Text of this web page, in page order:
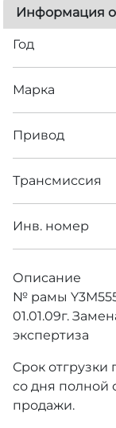
Информация о
Год
Марка
Привод
Трансмиссия
Инв. номер
Описание
№ рамы
01.01.09г.
экспертиза
Срок отгрузки
со дня полной
продажи.